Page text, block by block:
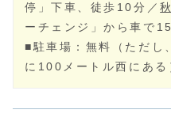
停」下車、徒歩10分／
ーチェンジ」から車で
■駐車場：無料（ただし
に100メートル西にある